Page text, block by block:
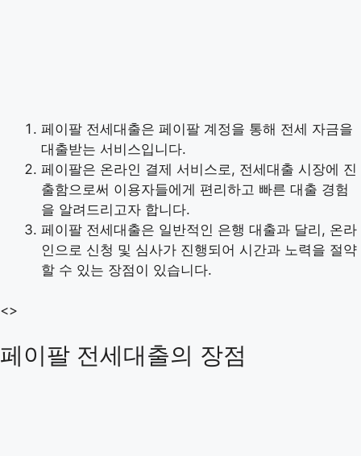
페이팔 전세대출은 페이팔 계정을 통해 전세 자금을
대출받는 서비스입니다.
페이팔은 온라인 결제 서비스로, 전세대출 시장에 진
출함으로써 이용자들에게 편리하고 빠른 대출 경험
을 알려드리고자 합니다.
페이팔 전세대출은 일반적인 은행 대출과 달리, 온라
인으로 신청 및 심사가 진행되어 시간과 노력을 절약
할 수 있는 장점이 있습니다.
<>
페이팔 전세대출의 장점